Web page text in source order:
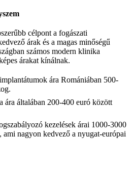
célpont a fogászati
árak és a magas minőségű
számos modern klinika
árakat kínálnak.
ára Romániában 500-
ára általában 200-400 euró között
kezelések árai 1000-3000
nagyon kedvező a nyugat-európai